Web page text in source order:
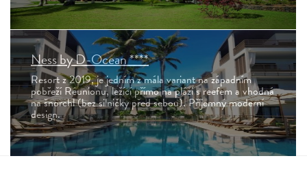
Ness by D-Ocean ****
Resort z 2019, je jedním z mála variant na západním
pobřeží Réunionu, ležící přímo na pláži s reefem a vhodná
na šnorchl (bez silničky před sebou). Příjemný moderní
design.